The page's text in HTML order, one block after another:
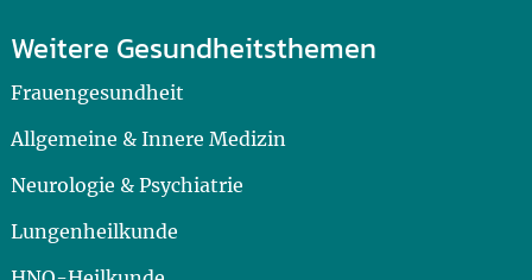
Weitere Gesundheitsthemen
Frauengesundheit
Allgemeine & Innere Medizin
Neurologie & Psychiatrie
Lungenheilkunde